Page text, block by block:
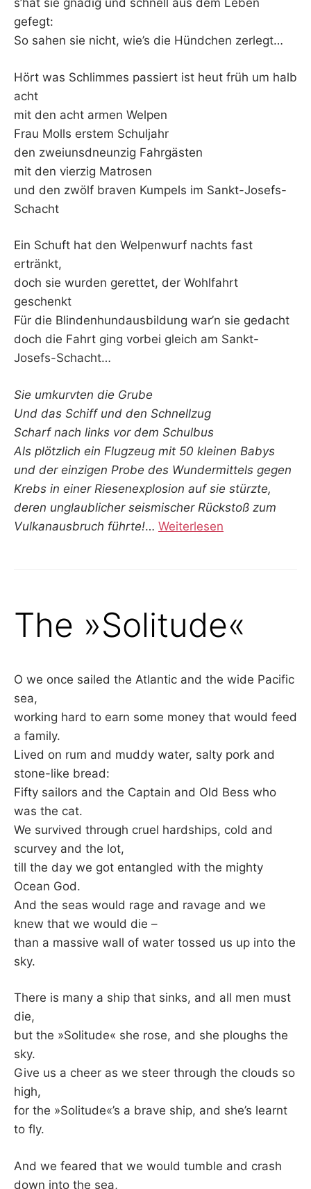
s’hat sie gnädig und schnell aus dem Leben
gefegt:
So sahen sie nicht, wie’s die Hündchen zerlegt…
Hört was Schlimmes passiert ist heut früh um halb
acht
mit den acht armen Welpen
Frau Molls erstem Schuljahr
den zweiunsdneunzig Fahrgästen
mit den vierzig Matrosen
und den zwölf braven Kumpels im Sankt-Josefs-
Schacht
Ein Schuft hat den Welpenwurf nachts fast
ertränkt,
doch sie wurden gerettet, der Wohlfahrt
geschenkt
Für die Blindenhundausbildung war’n sie gedacht
doch die Fahrt ging vorbei gleich am Sankt-
Josefs-Schacht…
Sie umkurvten die Grube
Und das Schiff und den Schnellzug
Scharf nach links vor dem Schulbus
Als plötzlich ein Flugzeug mit 50 kleinen Babys
und der einzigen Probe des Wundermittels gegen
Krebs in einer Riesenexplosion auf sie stürzte,
deren unglaublicher seismischer Rückstoß zum
Vulkanausbruch führte!… Weiterlesen
The »Solitude«
O we once sailed the Atlantic and the wide Pacific
sea,
working hard to earn some money that would feed
a family.
Lived on rum and muddy water, salty pork and
stone-like bread:
Fifty sailors and the Captain and Old Bess who
was the cat.
We survived through cruel hardships, cold and
scurvey and the lot,
till the day we got entangled with the mighty
Ocean God.
And the seas would rage and ravage and we
knew that we would die –
than a massive wall of water tossed us up into the
sky.
There is many a ship that sinks, and all men must
die,
but the »Solitude« she rose, and she ploughs the
sky.
Give us a cheer as we steer through the clouds so
high,
for the »Solitude«’s a brave ship, and she’s learnt
to fly.
And we feared that we would tumble and crash
down into the sea,